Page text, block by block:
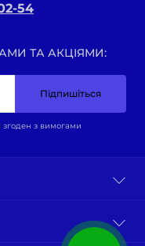
54
ТА АКЦІЯМИ:
Підпишіться
і згоден з вимогами